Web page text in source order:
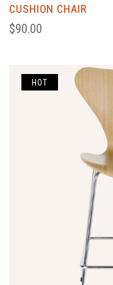
CUSHION CHAIR
$90.00
HOT